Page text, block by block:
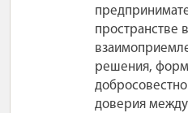
пространстве
решения,
доверия